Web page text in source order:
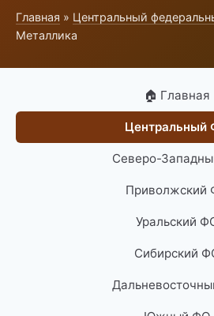
Главная » Центральный
Металлика
🏠 Главная
Центральный
Северо-
Приволжский
Уральский
Сибирский